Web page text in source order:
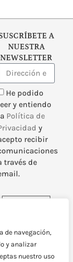
de navegación,
y analizar
nuestro uso
A
NUESTRA
NEWSLETTER
He podido
y entiendo
Política de
y
recibir
través de